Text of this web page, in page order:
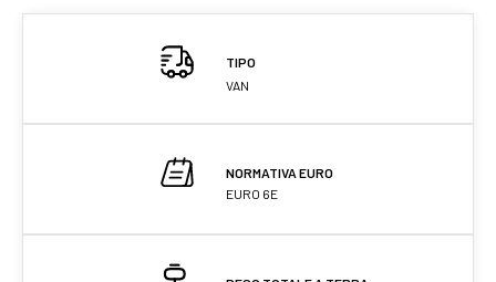
TIPO
VAN
NORMATIVA EURO
EURO 6E